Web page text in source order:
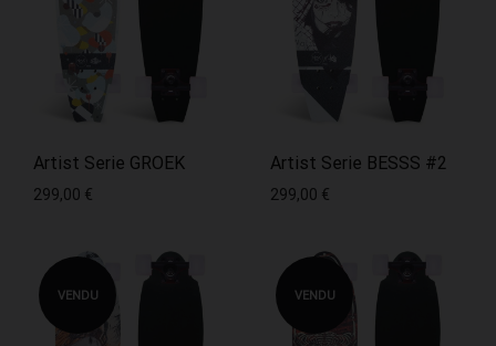
Artist Serie GROEK
299,00 €
Artist Serie BESSS #2
299,00 €
VENDU VENDU